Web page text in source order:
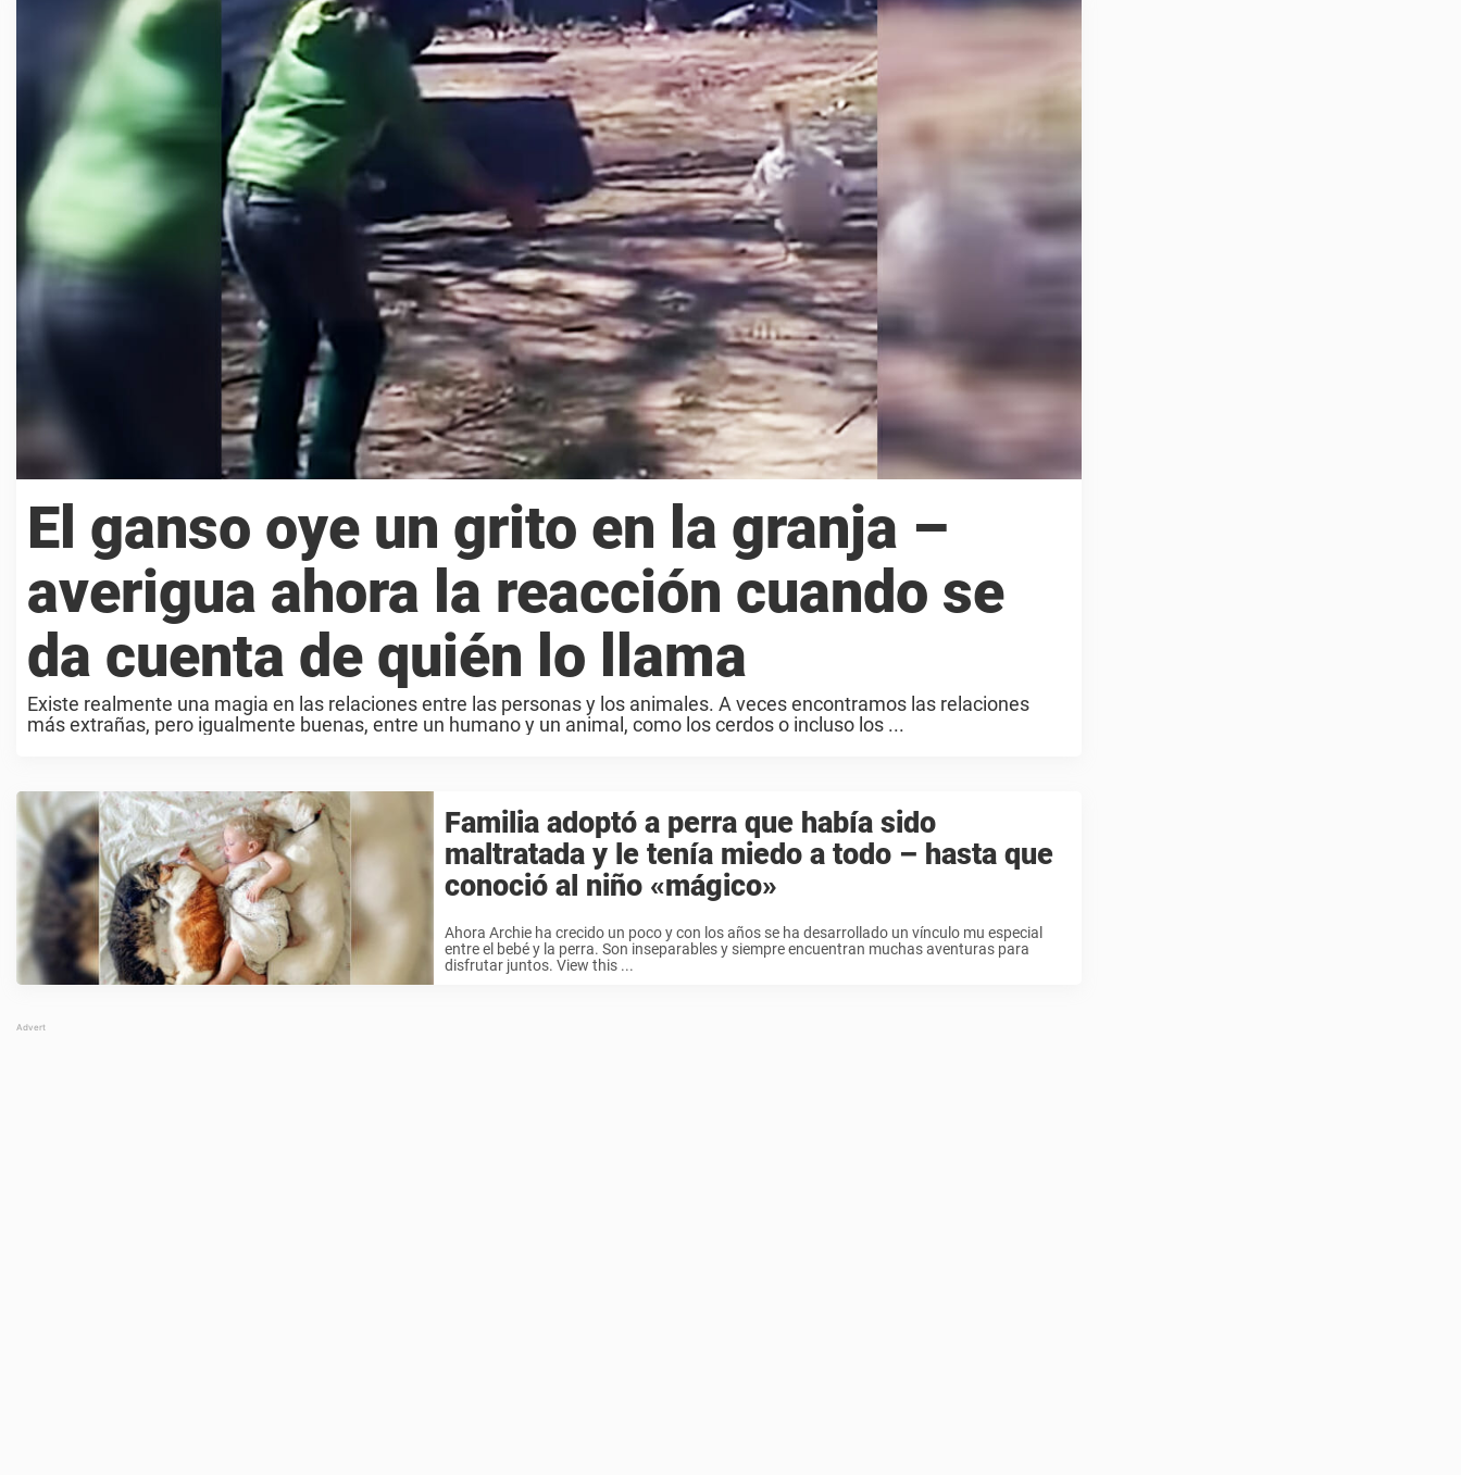
El ganso oye un grito en la granja –
averigua ahora la reacción cuando se
da cuenta de quién lo llama
Existe realmente una magia en las relaciones entre las personas y los animales. A veces encontramos las relaciones
más extrañas, pero igualmente buenas, entre un humano y un animal, como los cerdos o incluso los ...
Familia adoptó a perra que había sido
maltratada y le tenía miedo a todo – hasta que
conoció al niño «mágico»
Ahora Archie ha crecido un poco y con los años se ha desarrollado un vínculo mu especial
entre el bebé y la perra. Son inseparables y siempre encuentran muchas aventuras para
disfrutar juntos. View this ...